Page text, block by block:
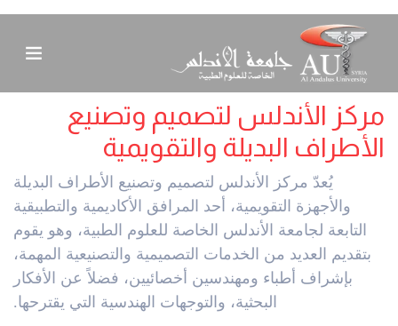
مركز الأندلس لتصميم وتصنيع
الأطراف البديلة والتقويمية
يُعدّ مركز الأندلس لتصميم وتصنيع الأطراف البديلة
والأجهزة التقويمية، أحد المرافق الأكاديمية والتطبيقية
التابعة لجامعة الأندلس الخاصة للعلوم الطبية، وهو يقوم
بتقديم العديد من الخدمات التصميمية والتصنيعية المهمة،
بإشراف أطباء ومهندسين أخصائيين، فضلاً عن الأفكار
البحثية، والتوجهات الهندسية التي يقترحها.